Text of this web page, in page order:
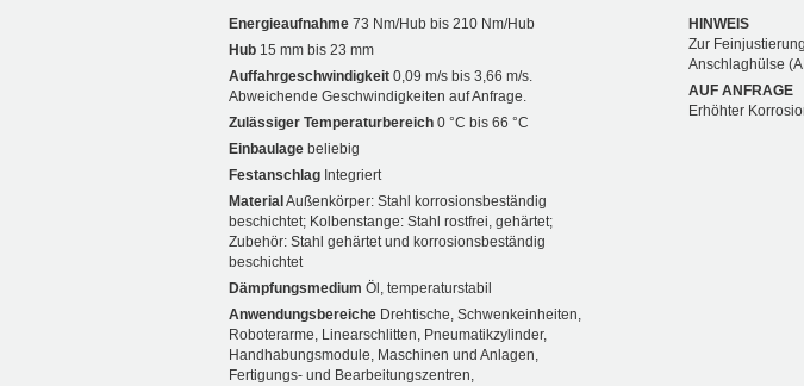
Energieaufnahme 73 Nm/Hub bis 210 Nm/Hub
Hub 15 mm bis 23 mm
Auffahrgeschwindigkeit 0,09 m/s bis 3,66 m/s.
Abweichende Geschwindigkeiten auf Anfrage.
Zulässiger Temperaturbereich 0 °C bis 66 °C
Einbaulage beliebig
Festanschlag Integriert
Material Außenkörper: Stahl korrosionsbeständig
beschichtet; Kolbenstange: Stahl rostfrei, gehärtet;
Zubehör: Stahl gehärtet und korrosionsbeständig
beschichtet
Dämpfungsmedium Öl, temperaturstabil
Anwendungsbereiche Drehtische, Schwenkeinheiten,
Roboterarme, Linearschlitten, Pneumatikzylinder,
Handhabungsmodule, Maschinen und Anlagen,
Fertigungs- und Bearbeitungszentren,
HINWEIS
Zur
Anschlaghülse
AUF ANFRAGE
Erhöhter